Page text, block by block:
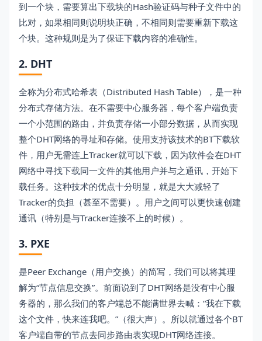
到一个块，需要算出下载块的Hash验证码与种子文件中的
比对，如果相同则说明块正确，不相同则需要重新下载这
个块。这种规则是为了保证下载内容的准确性。
2. DHT
全称为分布式哈希表（Distributed Hash Table），是一种
分布式存储方法。在不需要中心服务器，每个客户端负责
一个小范围的路由，并负责存储一小部分数据，从而实现
整个DHT网络的寻址和存储。使用支持该技术的BT下载软
件，用户无需连上Tracker就可以下载，因为软件会在DHT
网络中寻找下载同一文件的其他用户并与之通讯，开始下
载任务。这种技术的优点十分明显，就是大大减轻了
Tracker的负担（甚至不需要）。用户之间可以更快速创建
通讯（特别是与Tracker连接不上的时候）。
3. PXE
是Peer Exchange（用户交换）的简写，我们可以将其理
解为“节点信息交换”。前面说到了DHT网络是没有中心服
务器的，那么我们的客户端总不能满世界去喊：“我在下载
这个文件，快来连我吧。”（很大声）。所以就通过各个BT
客户端自带的节点去同步路由表实现DHT网络连接。